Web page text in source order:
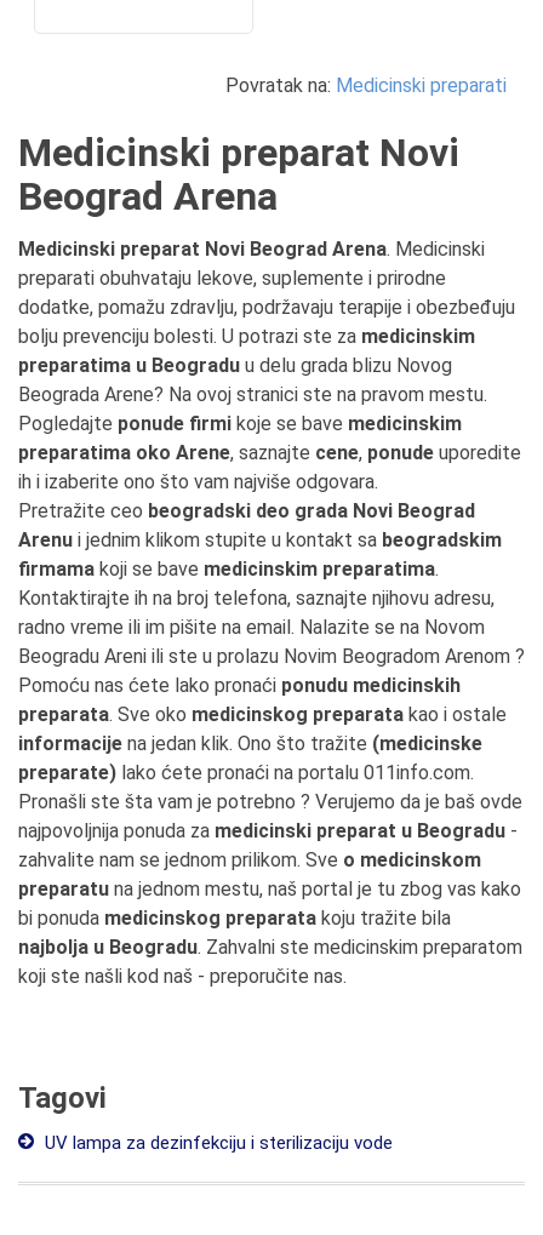
Povratak na: Medicinski preparati
Medicinski preparat Novi
Beograd Arena
Medicinski preparat Novi Beograd Arena. Medicinski
preparati obuhvataju lekove, suplemente i prirodne
dodatke, pomažu zdravlju, podržavaju terapije i obezbeđuju
bolju prevenciju bolesti. U potrazi ste za medicinskim
preparatima u Beogradu u delu grada blizu Novog
Beograda Arene? Na ovoj stranici ste na pravom mestu.
Pogledajte ponude firmi koje se bave medicinskim
preparatima oko Arene, saznajte cene, ponude uporedite
ih i izaberite ono što vam najviše odgovara.
Pretražite ceo beogradski deo grada Novi Beograd
Arenu i jednim klikom stupite u kontakt sa beogradskim
firmama koji se bave medicinskim preparatima.
Kontaktirajte ih na broj telefona, saznajte njihovu adresu,
radno vreme ili im pišite na email. Nalazite se na Novom
Beogradu Areni ili ste u prolazu Novim Beogradom Arenom ?
Pomoću nas ćete lako pronaći ponudu medicinskih
preparata. Sve oko medicinskog preparata kao i ostale
informacije na jedan klik. Ono što tražite (medicinske
preparate) lako ćete pronaći na portalu 011info.com.
Pronašli ste šta vam je potrebno ? Verujemo da je baš ovde
najpovoljnija ponuda za medicinski preparat u Beogradu -
zahvalite nam se jednom prilikom. Sve o medicinskom
preparatu na jednom mestu, naš portal je tu zbog vas kako
bi ponuda medicinskog preparata koju tražite bila
najbolja u Beogradu. Zahvalni ste medicinskim preparatom
koji ste našli kod naš - preporučite nas.
Tagovi
UV lampa za dezinfekciju i sterilizaciju vode